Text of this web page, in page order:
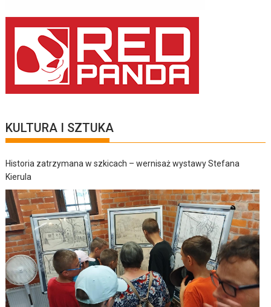
KULTURA I SZTUKA
Historia zatrzymana w szkicach – wernisaż wystawy Stefana
Kierula